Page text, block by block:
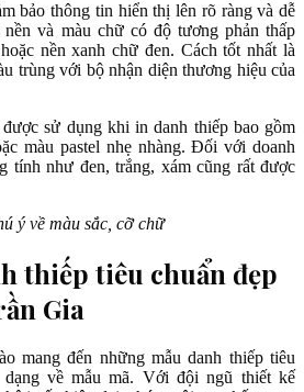
bảo thông tin hiển thị lên rõ ràng và dễ
và màu chữ có độ tương phản thấp
nền xanh chữ đen. Cách tốt nhất là
trùng với bộ nhận diện thương hiệu của
sử dụng khi in danh thiếp bao gồm
màu pastel nhẹ nhàng. Đối với doanh
tính như đen, trắng, xám cũng rất được
ý về màu sắc, cỡ chữ
thiếp tiêu chuẩn đẹp
Gia
mang đến những mẫu danh thiếp tiêu
về mẫu mã. Với đội ngũ thiết kế